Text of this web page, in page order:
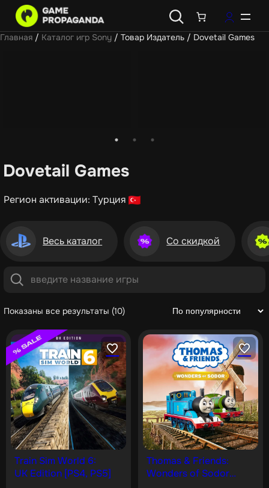
Главная / Каталог игр Sony / Товар Издатель / Dovetail Games
Dovetail Games
Регион активации: Турция
Весь каталог Со скидкой
Показаны все результаты (10)
Train Sim World 6:
UK Edition [PS4, PS5]
Thomas & Friends:
Wonders of Sodor